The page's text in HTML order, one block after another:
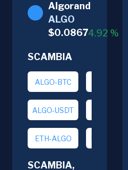
Algorand
ALGO
$0.08674.92 %
SCAMBIA
ALGO-BTC
ALGO-USDT
ETH-ALGO USDT-ALGO
SCAMBIA,